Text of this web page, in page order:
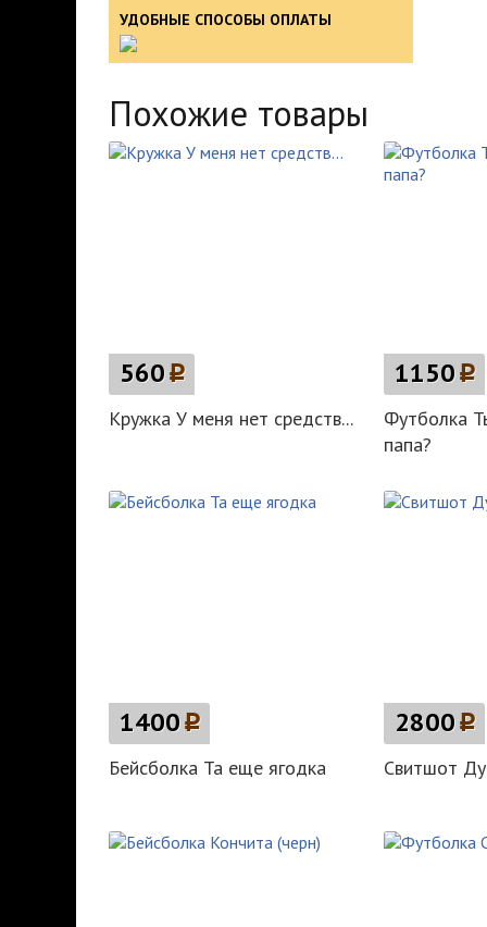
УДОБНЫЕ СПОСОБЫ ОПЛАТЫ
Похожие товары
560p
Кружка У меня нет средств...
1150p
Футболка
папа?
1400p
Бейсболка Та еще ягодка
2800p
Свитшот